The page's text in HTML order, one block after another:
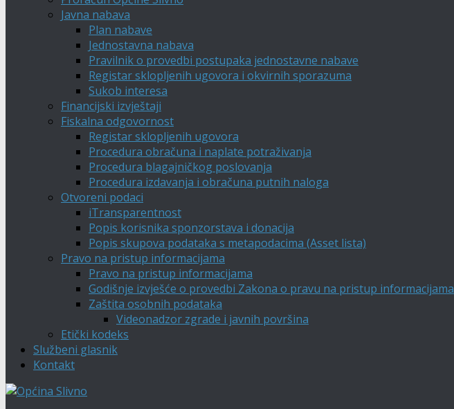
Javna nabava
Plan nabave
Jednostavna nabava
Pravilnik o provedbi postupaka jednostavne nabave
Registar sklopljenih ugovora i okvirnih sporazuma
Sukob interesa
Financijski izvještaji
Fiskalna odgovornost
Registar sklopljenih ugovora
Procedura obračuna i naplate potraživanja
Procedura blagajničkog poslovanja
Procedura izdavanja i obračuna putnih naloga
Otvoreni podaci
iTransparentnost
Popis korisnika sponzorstava i donacija
Popis skupova podataka s metapodacima (Asset lista)
Pravo na pristup informacijama
Pravo na pristup informacijama
Godišnje izvješće o provedbi Zakona o pravu na pristup informacijama
Zaštita osobnih podataka
Videonadzor zgrade i javnih površina
Etički kodeks
Službeni glasnik
Kontakt